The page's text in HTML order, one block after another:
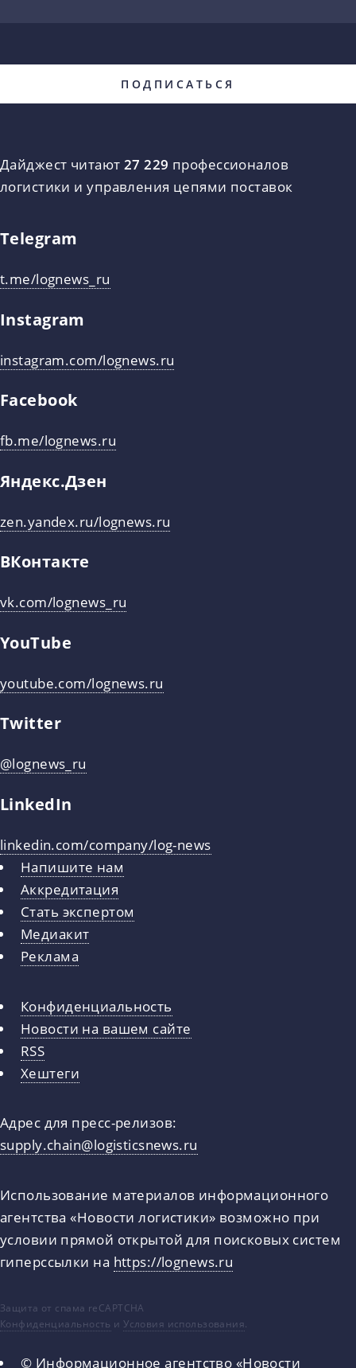
Дайджест читают 27 229 профессионалов
логистики и управления цепями поставок
Telegram
t.me/lognews_ru
Instagram
instagram.com/lognews.ru
Facebook
fb.me/lognews.ru
Яндекс.Дзен
zen.yandex.ru/lognews.ru
ВКонтакте
vk.com/lognews_ru
YouTube
youtube.com/lognews.ru
Twitter
@lognews_ru
LinkedIn
linkedin.com/company/log-news
Напишите нам
Аккредитация
Стать экспертом
Медиакит
Реклама
Конфиденциальность
Новости на вашем сайте
RSS
Хештеги
Адрес для пресс-релизов:
supply.chain@logisticsnews.ru
Использование материалов информационного
агентства «Новости логистики» возможно при
условии прямой открытой для поисковых систем
гиперссылки на https://lognews.ru
Защита от спама reCAPTCHA
Конфиденциальность иУсловия использования.
© Информационное агентство «Новости